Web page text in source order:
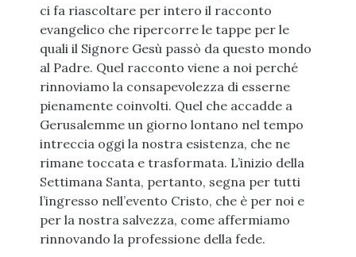
ci fa riascoltare per intero il racconto
evangelico che ripercorre le tappe per le
quali il Signore Gesù passò da questo mondo
al Padre. Quel racconto viene a noi perché
rinnoviamo la consapevolezza di esserne
pienamente coinvolti. Quel che accadde a
Gerusalemme un giorno lontano nel tempo
intreccia oggi la nostra esistenza, che ne
rimane toccata e trasformata. L’inizio della
Settimana Santa, pertanto, segna per tutti
l’ingresso nell’evento Cristo, che è per noi e
per la nostra salvezza, come affermiamo
rinnovando la professione della fede.